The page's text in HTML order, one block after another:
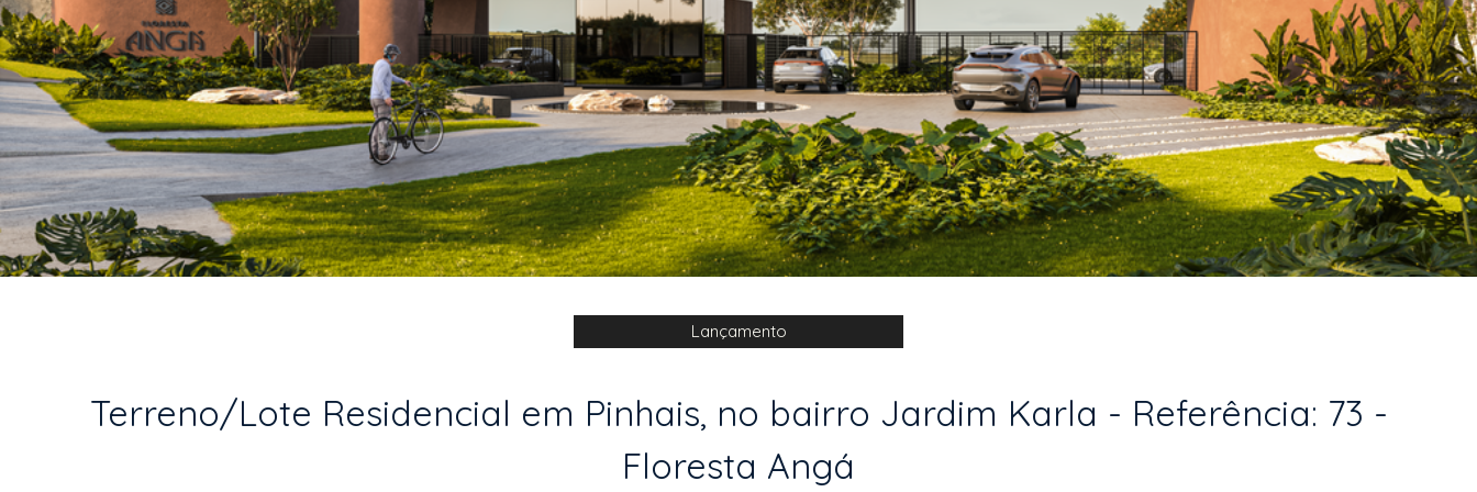
Lançamento
Terreno/Lote Residencial em Pinhais, no bairro Jardim Karla - Referência: 73 -
Floresta Angá